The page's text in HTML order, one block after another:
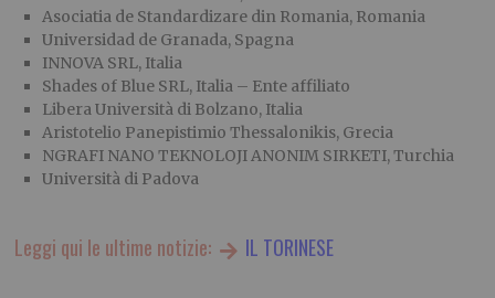
Asociatia de Standardizare din Romania, Romania
Universidad de Granada, Spagna
INNOVA SRL, Italia
Shades of Blue SRL, Italia – Ente affiliato
Libera Università di Bolzano, Italia
Aristotelio Panepistimio Thessalonikis, Grecia
NGRAFI NANO TEKNOLOJI ANONIM SIRKETI, Turchia
Università di Padova
Leggi qui le ultime notizie: IL TORINESE